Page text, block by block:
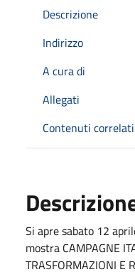
Descrizione
Indirizzo
A cura di
Allegati
Contenuti correlati
Si apre sabato 12
mostra CAMPAGNE
TRASFORMAZIONI E